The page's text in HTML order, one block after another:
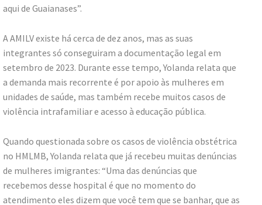
aqui de Guaianases”.
A AMILV existe há cerca de dez anos, mas as suas
integrantes só conseguiram a documentação legal em
setembro de 2023. Durante esse tempo, Yolanda relata que
a demanda mais recorrente é por apoio às mulheres em
unidades de saúde, mas também recebe muitos casos de
violência intrafamiliar e acesso à educação pública.
Quando questionada sobre os casos de violência obstétrica
no HMLMB, Yolanda relata que já recebeu muitas denúncias
de mulheres imigrantes: “Uma das denúncias que
recebemos desse hospital é que no momento do
atendimento eles dizem que você tem que se banhar, que as